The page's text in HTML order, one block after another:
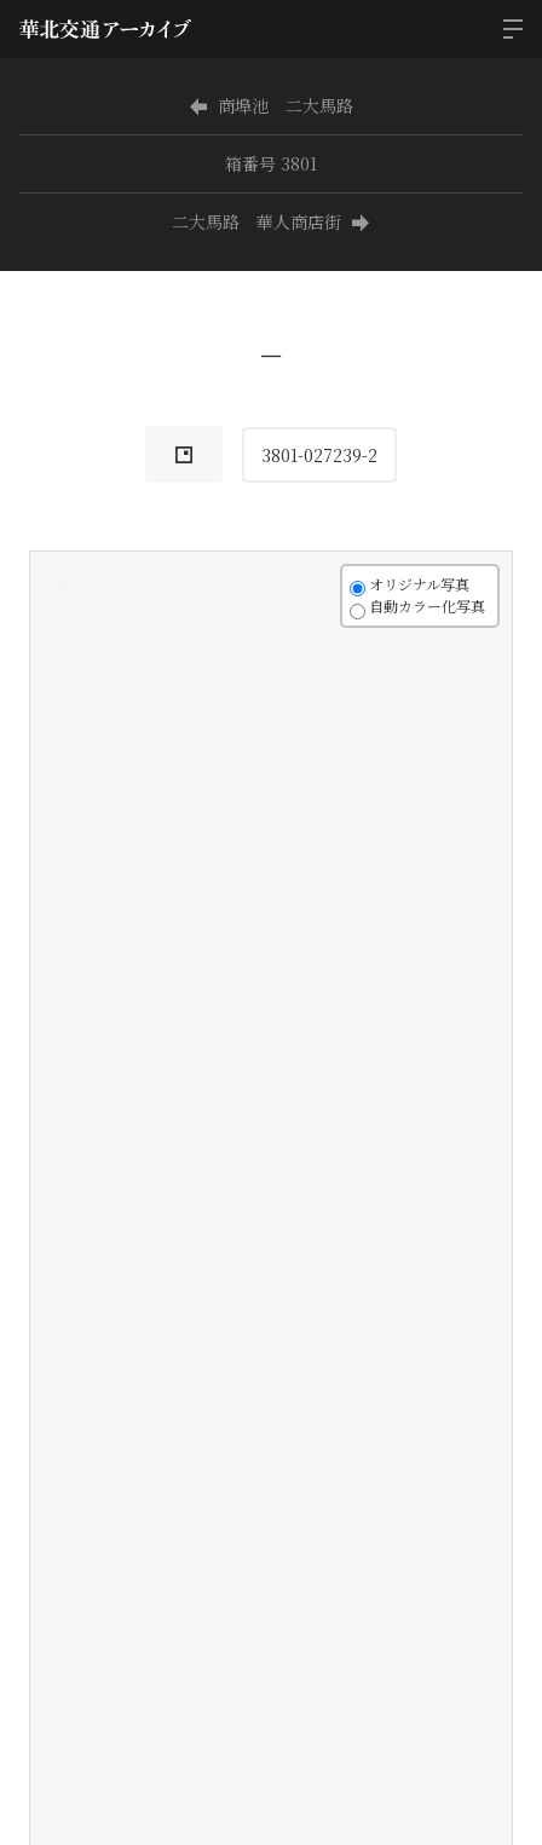
商埠池 二大馬路
箱番号 3801
二大馬路 華人商店街
−
3801-027239-2
オリジナル写真
自動カラー化写真